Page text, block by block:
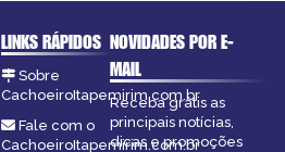
LINKS RÁPIDOS
Sobre
CachoeiroItapemirim.com.br
Fale com o
CachoeiroItapemirim.com.br
NOVIDADES POR E-
MAIL
Receba grátis as
principais notícias,
dicas e promoções